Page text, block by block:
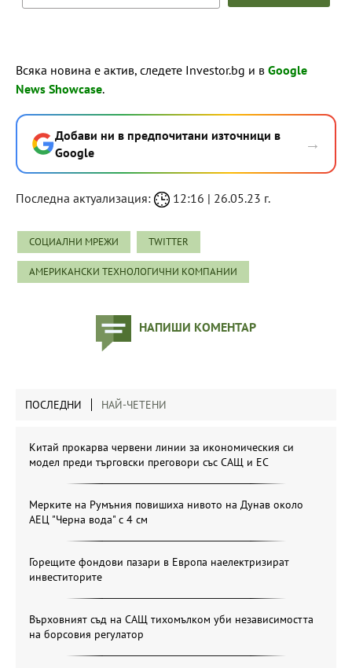
Всяка новина е актив, следете Investor.bg и в Google
News Showcase.
Добави ни в предпочитани източници в
Google
→
Последна актуализация: 12:16 | 26.05.23 г.
СОЦИАЛНИ МРЕЖИ TWITTER
АМЕРИКАНСКИ ТЕХНОЛОГИЧНИ КОМПАНИИ
НАПИШИ КОМЕНТАР
ПОСЛЕДНИ НАЙ-ЧЕТЕНИ
Китай прокарва червени линии за икономическия си
модел преди търговски преговори със САЩ и ЕС
Мерките на Румъния повишиха нивото на Дунав около
АЕЦ "Черна вода" с 4 см
Горещите фондови пазари в Европа наелектризират
инвеститорите
Върховният съд на САЩ тихомълком уби независимостта
на борсовия регулатор